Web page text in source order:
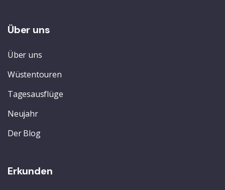
Über uns
Über uns
Wüstentouren
Tagesausflüge
Neujahr
Der Blog
Erkunden